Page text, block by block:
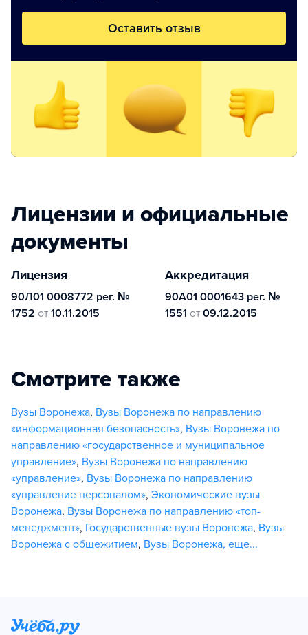
Оставить отзыв
Лицензии и официальные
документы
Лицензия
90Л01 0008772 рег. №
1752 от 10.11.2015
Аккредитация
90А01 0001643 рег. №
1551 от 09.12.2015
Смотрите также
Вузы Воронежа, Вузы Воронежа по направлению
«информационная безопасность», Вузы Воронежа по
направлению «государственное и муниципальное
управление», Вузы Воронежа по направлению
«управление», Вузы Воронежа по направлению
«управление персоналом», Экономические вузы
Воронежа, Вузы Воронежа по направлению «топ-
менеджмент», Государственные вузы Воронежа, Вузы
Воронежа с общежитием, Вузы Воронежа, еще...